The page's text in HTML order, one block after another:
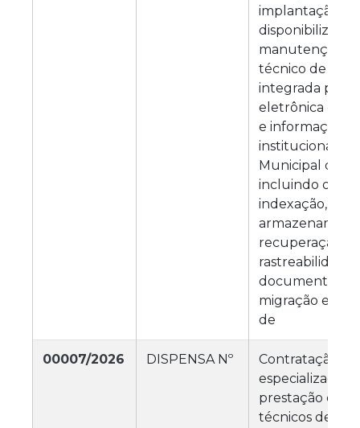
implantação,
manutenção e
técnico de
integrada para
eletrônica de
e informações
institucionais
Municipal de
incluindo
indexação,
recuperação e
rastreabilidade
documentos,
migração e
de
00007/2026 DISPENSA Nº
Contratação
especializada
prestação de
técnicos de